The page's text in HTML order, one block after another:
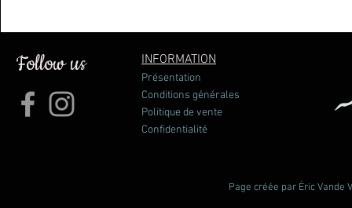
Follow us INFORMATION
Présentation
Conditions générales
Politique de vente
Confidentialité
Page créée par Èric Vande